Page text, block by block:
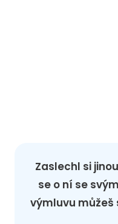
Zaslechl si
se o ní se
výmluvu